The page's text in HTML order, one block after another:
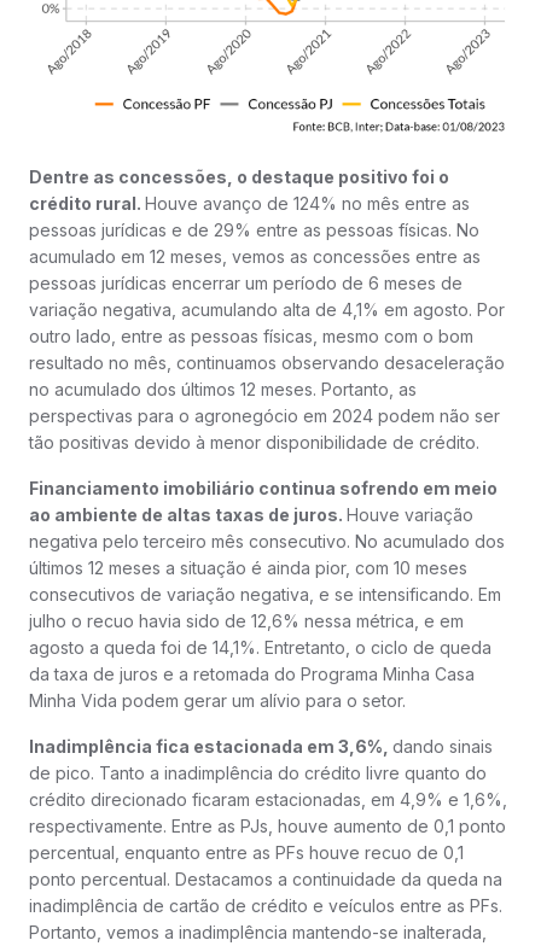
Dentre as concessões, o destaque positivo foi o
crédito rural. Houve avanço de 124% no mês entre as
pessoas jurídicas e de 29% entre as pessoas físicas. No
acumulado em 12 meses, vemos as concessões entre as
pessoas jurídicas encerrar um período de 6 meses de
variação negativa, acumulando alta de 4,1% em agosto. Por
outro lado, entre as pessoas físicas, mesmo com o bom
resultado no mês, continuamos observando desaceleração
no acumulado dos últimos 12 meses. Portanto, as
perspectivas para o agronegócio em 2024 podem não ser
tão positivas devido à menor disponibilidade de crédito.
Financiamento imobiliário continua sofrendo em meio
ao ambiente de altas taxas de juros. Houve variação
negativa pelo terceiro mês consecutivo. No acumulado dos
últimos 12 meses a situação é ainda pior, com 10 meses
consecutivos de variação negativa, e se intensificando. Em
julho o recuo havia sido de 12,6% nessa métrica, e em
agosto a queda foi de 14,1%. Entretanto, o ciclo de queda
da taxa de juros e a retomada do Programa Minha Casa
Minha Vida podem gerar um alívio para o setor.
Inadimplência fica estacionada em 3,6%, dando sinais
de pico. Tanto a inadimplência do crédito livre quanto do
crédito direcionado ficaram estacionadas, em 4,9% e 1,6%,
respectivamente. Entre as PJs, houve aumento de 0,1 ponto
percentual, enquanto entre as PFs houve recuo de 0,1
ponto percentual. Destacamos a continuidade da queda na
inadimplência de cartão de crédito e veículos entre as PFs.
Portanto, vemos a inadimplência mantendo-se inalterada,